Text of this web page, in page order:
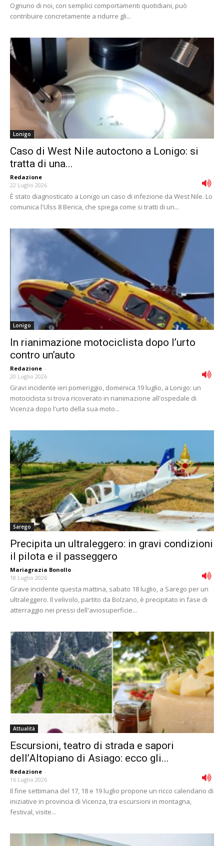
Ognuno di noi, con semplici comportamenti quotidiani, può
contribuire concretamente a ridurre gli...
Lonigo
Caso di West Nile autoctono a Lonigo: si
tratta di una...
Redazione -
22 Luglio 2026
È stato diagnosticato a Lonigo un caso di infezione da West Nile. Lo
comunica l'Ulss 8 Berica, che spiega come si tratti di un...
Lonigo
In rianimazione motociclista dopo l’urto
contro un’auto
Redazione -
20 Luglio 2026
Gravi incidente ieri pomeriggio, domenica 19 luglio, a Lonigo: un
motociclista si trova ricoverato in rianimazione all'ospedale di
Vicenza dopo l'urto della sua moto...
Sarego
Precipita un ultraleggero: in gravi condizioni
il pilota e il passeggero
Mariagrazia Bonollo -
18 Luglio 2026
Grave incidente questa mattina, sabato 18 luglio, a Sarego per un
ultraleggero. Il velivolo, partito da Bolzano, è precipitato in fase di
atterraggio nei pressi dell'aviosuperficie...
Attualità
Escursioni, teatro di strada e sapori
dell’Altopiano di Asiago: ecco gli...
Redazione -
16 Luglio 2026
Il fine settimana del 17, 18 e 19 luglio propone un ricco calendario di
iniziative in provincia di Vicenza, tra escursioni in montagna,
festival, visite...